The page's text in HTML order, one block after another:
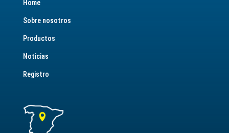
Home
Sobre nosotros
Productos
Noticias
Registro